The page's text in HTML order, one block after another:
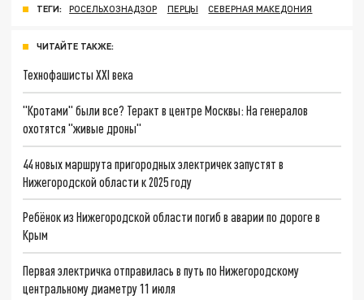
ТЕГИ: РОСЕЛЬХОЗНАДЗОР ПЕРЦЫ СЕВЕРНАЯ МАКЕДОНИЯ
ЧИТАЙТЕ ТАКЖЕ:
Технофашисты XXI века
"Кротами" были все? Теракт в центре Москвы: На генералов
охотятся "живые дроны"
44 новых маршрута пригородных электричек запустят в
Нижегородской области к 2025 году
Ребёнок из Нижегородской области погиб в аварии по дороге в
Крым
Первая электричка отправилась в путь по Нижегородскому
центральному диаметру 11 июля